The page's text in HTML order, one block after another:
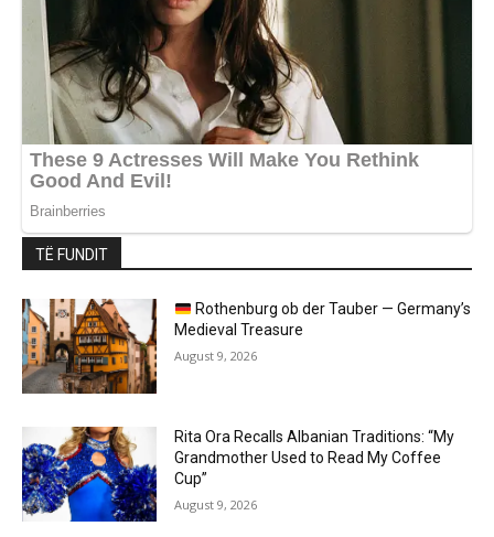
TË FUNDIT
Rothenburg ob der Tauber — Germany’s
Medieval Treasure
August 9, 2026
Rita Ora Recalls Albanian Traditions: “My
Grandmother Used to Read My Coffee
Cup”
August 9, 2026